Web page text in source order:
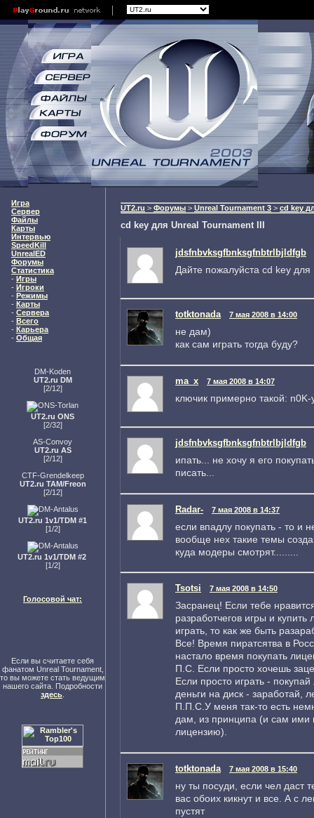
Игра
Сервер
Файлы
Карты
Интервью
SpeedKill
UnrealED
Форумы
Статистика
- Игры
- Игроки
- Режимы
- Карты
- Сервера
- Всего
- Карьера
- Общая
DM-Koden
UT2.ru DM
[2/12]
UT2.ru ONS
[2/32]
AS-Convoy
UT2.ru AS
[2/12]
CTF-Grendelkeep
UT2.ru TAM/Freon
[2/12]
UT2.ru 1v1/TDM #1
[1/2]
UT2.ru 1v1/TDM #2
[1/2]
Голосовой чат:
Если вы считаете себя
фанатом Unreal Tournament,
то вы можете стать ведущим
нашего сайта. Подробности
здесь
UT2.ru > Форумы > Unreal Tournament 3 > cd key
cd key для Unreal Tournament III
jdsfnbvksgfbnksgfnbtrlbjldfgb
Дайте пожалуйста сd key
totktonada 7 мая 2008 в 14:00
не дам)
как сам играть тогда буду?
ma_x 7 мая 2008 в 14:07
ключик примерно такой:
jdsfnbvksgfbnksgfnbtrlbjldfgb
ипать... не хочу я его
писать...
Radar- 7 мая 2008 в 14:37
если впадлу покупать - то и
вообще нех такие темы
куда модеры смотрят.........
Tsotsi 7 мая 2008 в 14:50
Засранец! Если тебе
разработчегов игры и
играть, то как же быть
Все! Время пиратсятва в
настало время покупать
П.С. Если просто хочешь
Если просто играть -
деньги на диск - заработай,
П.П.С.У меня так-то есть
дам, из принципа (и сам ими
лицензию).
totktonada 7 мая 2008 в 15:40
ну ты посуди, если чел даст
вас обоих кикнут и все. А с
пустят